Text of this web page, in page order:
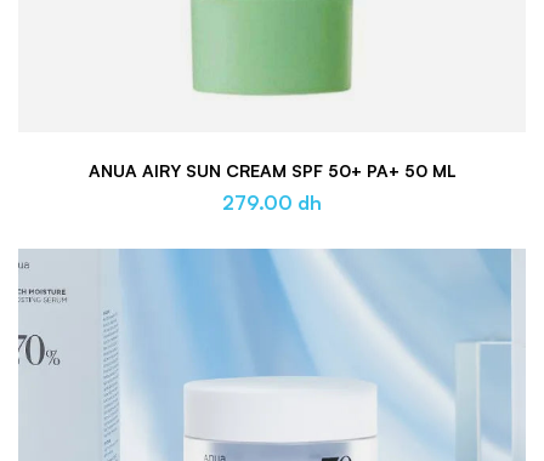
ANUA AIRY SUN CREAM SPF 50+ PA+ 50 ML
279.00 dh